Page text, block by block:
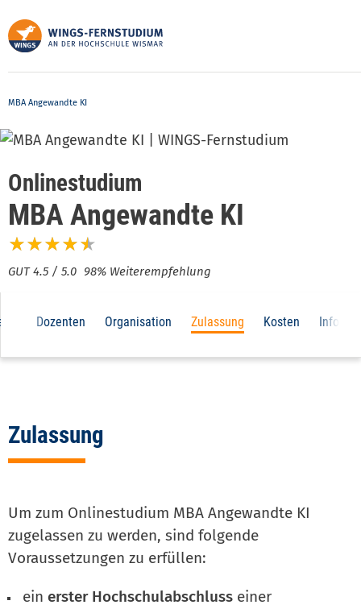
zum
Inhalt
MBA Angewandte KI
98% Weiterempfehlung
Onlinestudium
MBA Angewandte KI
Dozenten Organisation Zulassung Kosten
Zulassung
Um zum Onlinestudium MBA Angewandte KI
zugelassen zu werden, sind folgende
Voraussetzungen zu erfüllen:
einerster Hochschulabschluss einer